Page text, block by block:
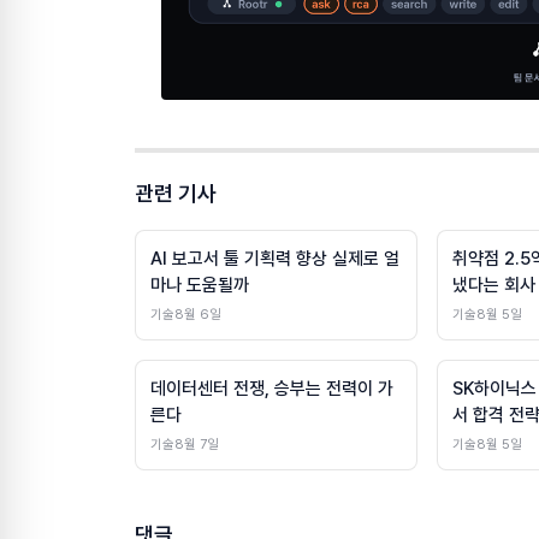
관련 기사
AI 보고서 툴 기획력 향상 실제로 얼
마나 도움될까
기술8월 6일
취약점 2.5
냈다는 회사
기술8월 5일
데이터센터 전쟁, 승부는 전력이 가
른다
기술8월 7일
SK하이닉
서 합격 전략
기술8월 5일